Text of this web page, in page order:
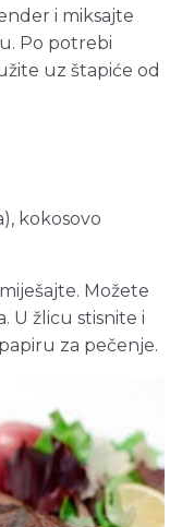
i miksajte
Po potrebi
uz štapiće od
kokosovo
Možete
U žlicu stisnite i
za pečenje.